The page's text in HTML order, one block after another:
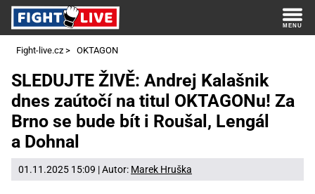
Fight-live.cz > OKTAGON
SLEDUJTE ŽIVĚ: Andrej Kalašnik
dnes zaútočí na titul OKTAGONu! Za
Brno se bude bít i Roušal, Lengál
a Dohnal
01.11.2025 15:09 | Autor: Marek Hruška